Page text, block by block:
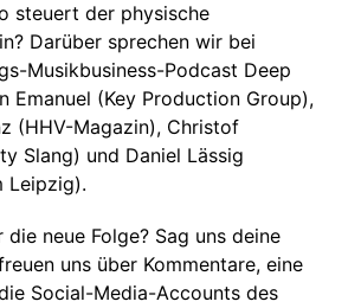
steuert der physische
Darüber sprechen wir bei
Musikbusiness-Podcast Deep
Emanuel (Key Production Group),
(HHV-Magazin), Christof
Slang) und Daniel Lässig
Leipzig).
neue Folge? Sag uns deine
uns über Kommentare, eine
Social-Media-Accounts des